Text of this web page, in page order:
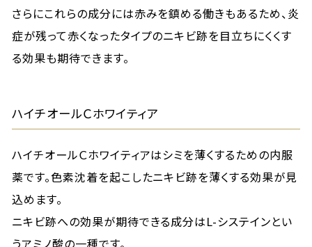
さらにこれらの成分には赤みを鎮める働きもあるため、炎
症が残って赤くなったタイプのニキビ跡を目立ちにくくす
る効果も期待できます。
ハイチオールＣホワイティア
ハイチオールＣホワイティアはシミを薄くするための内服
薬です。色素沈着を起こしたニキビ跡を薄くする効果が見
込めます。
ニキビ跡への効果が期待できる成分はL-システインとい
うアミノ酸の一種です。